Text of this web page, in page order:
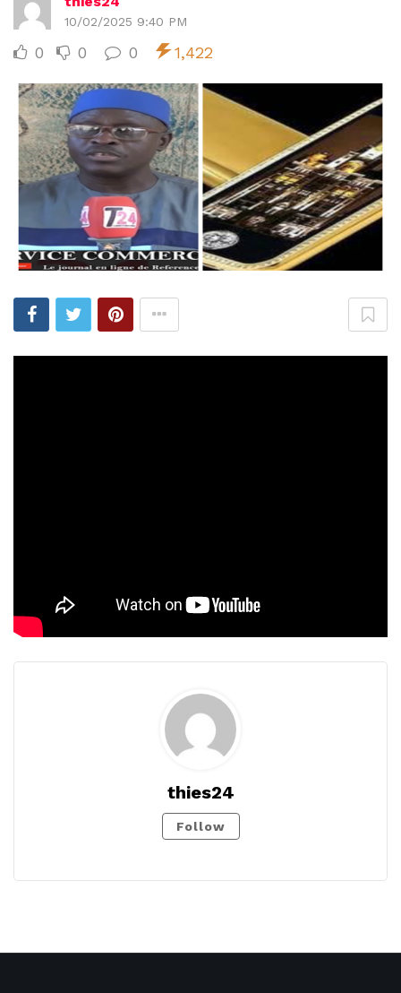
10/02/2025 9:40 PM
0 0 0 1,422
thies24
Follow